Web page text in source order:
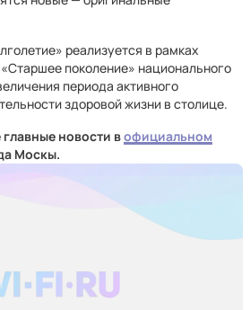
реализуется в рамках
поколение» национального
периода активного
здоровой жизни в столице.
новости вофициальном
Москы.